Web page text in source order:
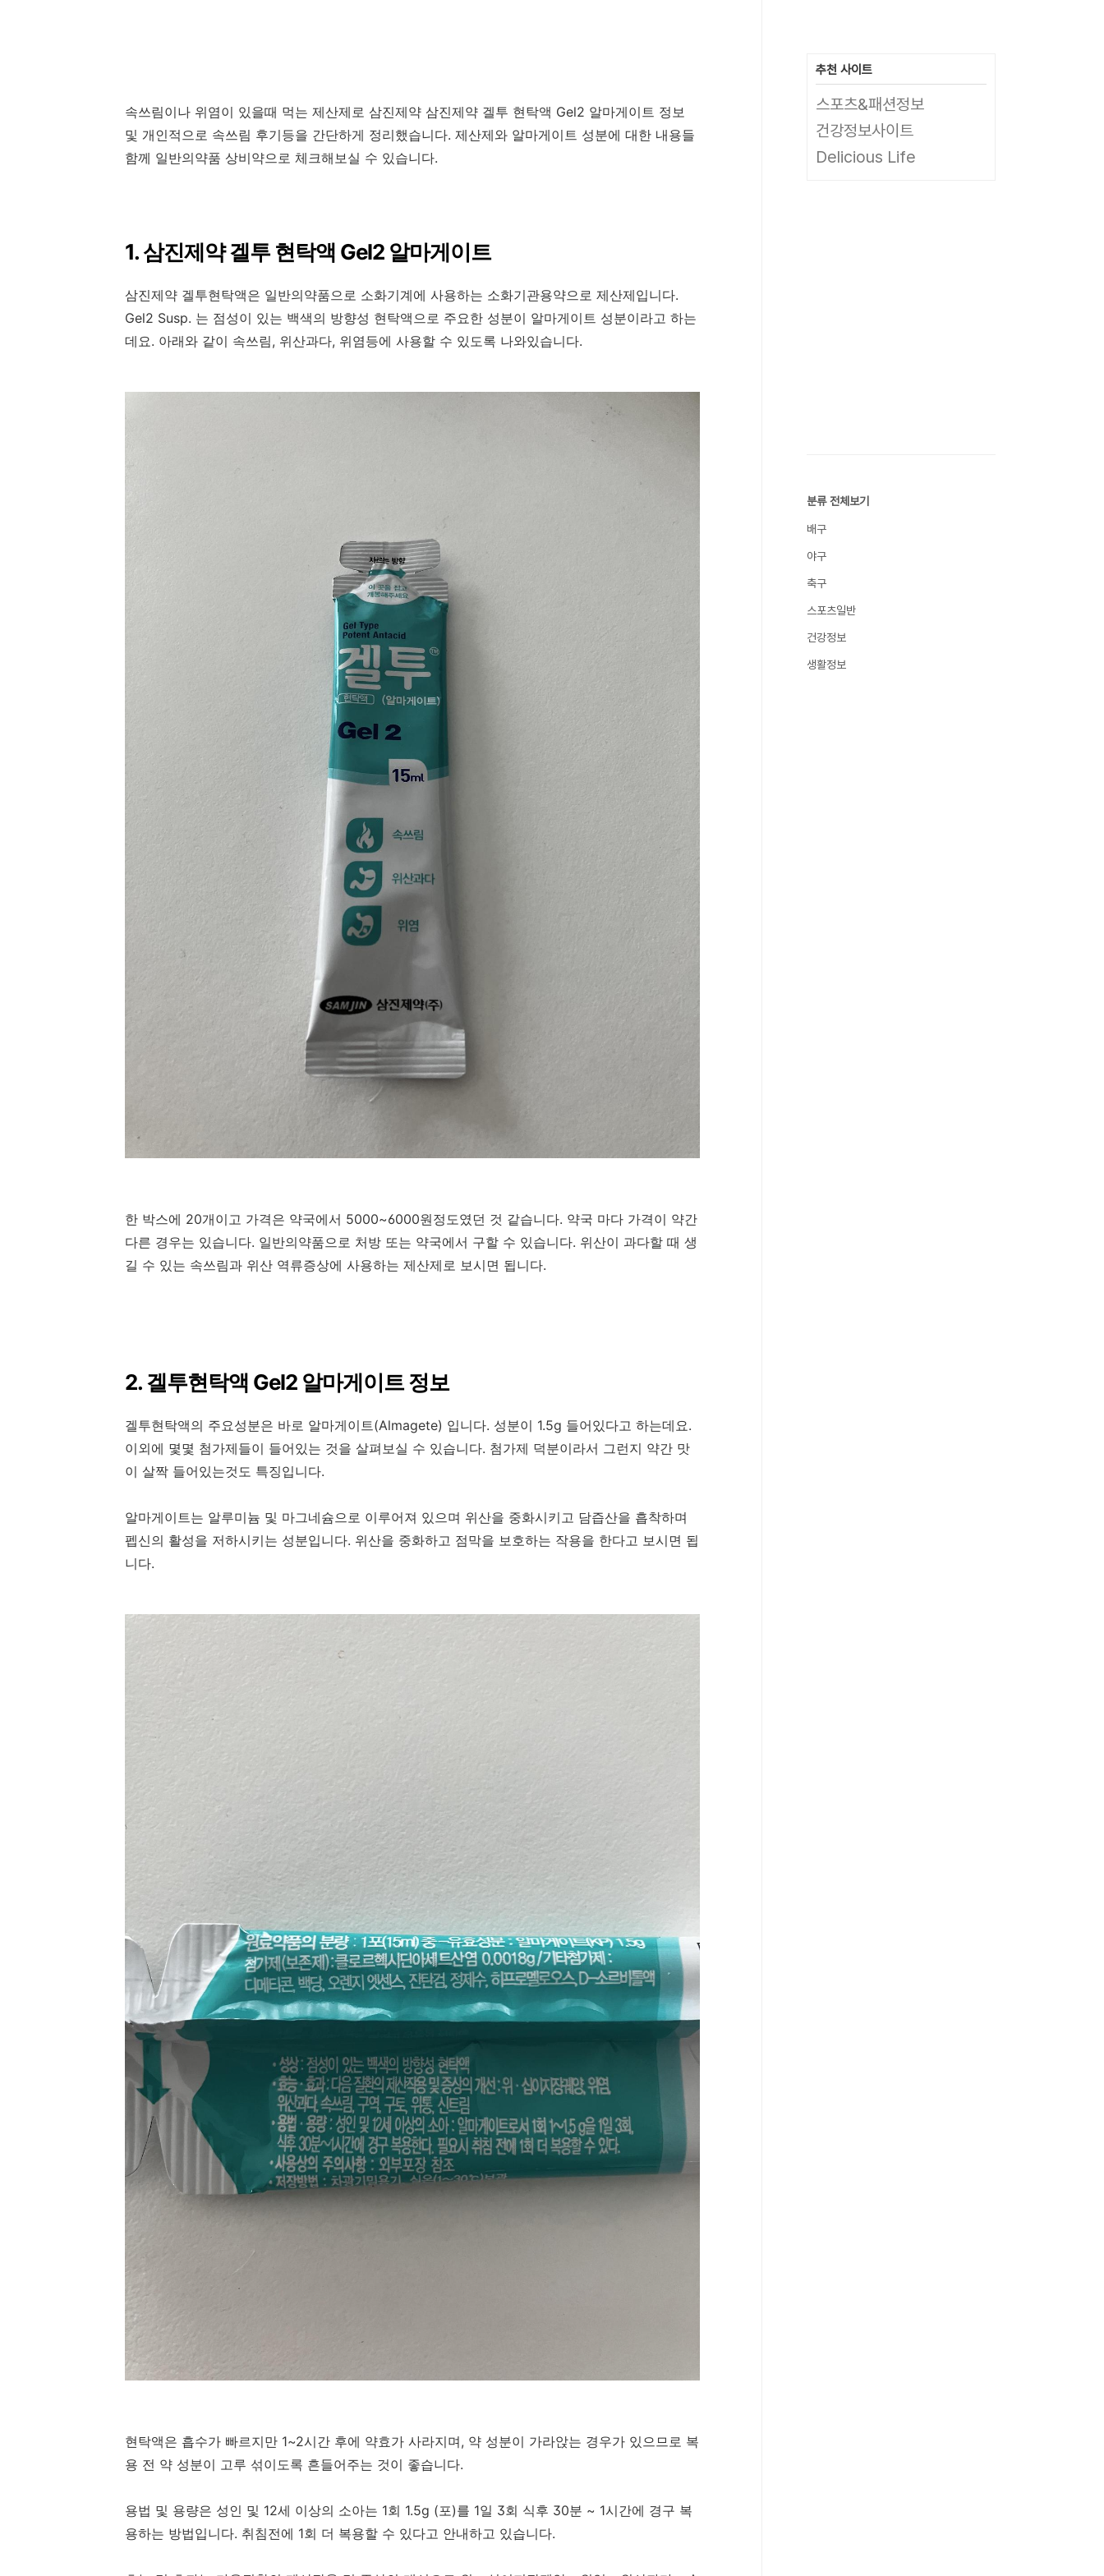
속쓰림이나 위염이 있을때 먹는 제산제로 삼진제약 삼진제약 겔투 현탁액 Gel2 알마게이트 정보
및 개인적으로 속쓰림 후기등을 간단하게 정리했습니다. 제산제와 알마게이트 성분에 대한 내용들
함께 일반의약품 상비약으로 체크해보실 수 있습니다.
1. 삼진제약 겔투 현탁액 Gel2 알마게이트
삼진제약 겔투현탁액은 일반의약품으로 소화기계에 사용하는 소화기관용약으로 제산제입니다.
Gel2 Susp. 는 점성이 있는 백색의 방향성 현탁액으로 주요한 성분이 알마게이트 성분이라고 하는
데요. 아래와 같이 속쓰림, 위산과다, 위염등에 사용할 수 있도록 나와있습니다.
한 박스에 20개이고 가격은 약국에서 5000~6000원정도였던 것 같습니다. 약국 마다 가격이 약간
다른 경우는 있습니다. 일반의약품으로 처방 또는 약국에서 구할 수 있습니다. 위산이 과다할 때 생
길 수 있는 속쓰림과 위산 역류증상에 사용하는 제산제로 보시면 됩니다.
2. 겔투현탁액 Gel2 알마게이트 정보
겔투현탁액의 주요성분은 바로 알마게이트(Almagete) 입니다. 성분이 1.5g 들어있다고 하는데요.
이외에 몇몇 첨가제들이 들어있는 것을 살펴보실 수 있습니다. 첨가제 덕분이라서 그런지 약간 맛
이 살짝 들어있는것도 특징입니다.
알마게이트는 알루미늄 및 마그네슘으로 이루어져 있으며 위산을 중화시키고 담즙산을 흡착하며
펩신의 활성을 저하시키는 성분입니다. 위산을 중화하고 점막을 보호하는 작용을 한다고 보시면 됩
니다.
현탁액은 흡수가 빠르지만 1~2시간 후에 약효가 사라지며, 약 성분이 가라앉는 경우가 있으므로 복
용 전 약 성분이 고루 섞이도록 흔들어주는 것이 좋습니다.
용법 및 용량은 성인 및 12세 이상의 소아는 1회 1.5g (포)를 1일 3회 식후 30분 ~ 1시간에 경구 복
용하는 방법입니다. 취침전에 1회 더 복용할 수 있다고 안내하고 있습니다.
추천 사이트
스포츠&패션정보
건강정보사이트
Delicious Life
분류 전체보기
배구
야구
축구
스포츠일반
건강정보
생활정보